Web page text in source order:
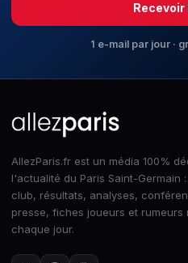
Recevoir
1 e-mail par jour ·
AllezParis.fr est un média 100%
l'actualité du Paris Saint-Germain
club, résultats, analyses,
presse, fiches joueurs et rumeurs
chaque jour.